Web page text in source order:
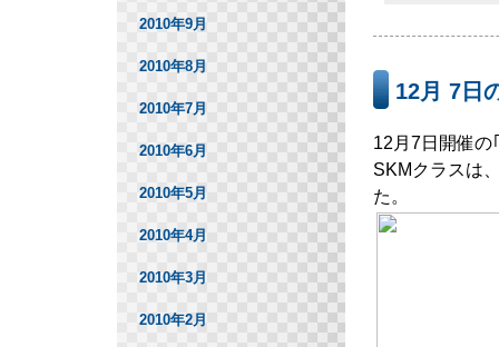
12月 7日
12月7日開催
SKMクラスは
た。
2010年9月
2010年8月
2010年7月
2010年6月
2010年5月
2010年4月
2010年3月
2010年2月